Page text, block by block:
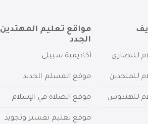
للنصارى
للملحدين
للهندوس
مواقع تعليم المهتدين
الجدد
أكاديمية سبيلي
موقع المسلم الجديد
موقع الصلاة في الإسلام
موقع تعليم تفسير وتجويد